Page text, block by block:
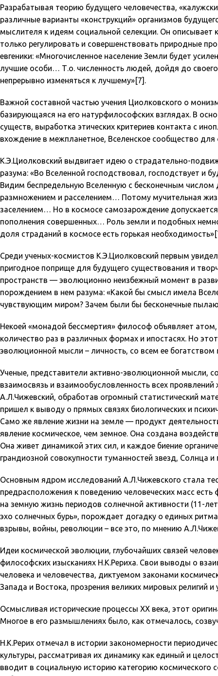
Разрабатывая теорию будущего человечества,
различные варианты «конструкций» организмов
мыслителя к идеям социальной селекции. Он описывает
только регулировать и совершенствовать природные
евгеники: «Многочисленное население Земли будет
лучшие особи… Т.о. численность людей, дойдя до
непрерывно изменяться к лучшему»[7].
Важной составной частью учения Циолковского о
базирующаяся на его натурфилософских взглядах. В
существ, выработка этических критериев контакта с
вхождение в межпланетное, Вселенское сообщество
К.Э.Циолковский выдвигает идею о страдательно-
разума: «Во Вселенной господствовал, господствует и
Видим беспредельную Вселенную с бесконечным
размножением и расселением… Потому мучительная
заселением… Но в космосе самозарождение
пополнения совершенных… Роль земли и подобных
доля страданий в космосе есть горькая
Среди ученых-космистов К.Э.Циолковский первым
пригодное поприще для будущего существования и
пространств — эволюционно неизбежный момент в
порождением в нем разума: «Какой бы смысл имела
чувствующим миром? Зачем были бы бесконечные
Некоей «монадой бессмертия» философ объявляет
количество раз в различных формах и ипостасях. Но
эволюционной мысли – личность, со всем ее
Ученые, представители активно-эволюционной мысли,
взаимосвязь и взаимообусловленность всех проявлений
А.Л.Чижевский, обработав огромный статистический
пришел к выводу о прямых связях биологических и
Само же явление жизни на земле — продукт
явление космическое, чем земное. Она создана
Она живет динамикой этих сил, и каждое биение
грандиозной совокупности туманностей звезд, Солнца и
Основным ядром исследований А.Л.Чижевского стала
предрасположения к поведению человеческих масс
на земную жизнь периодов солнечной активности (11-
эхо солнечных бурь», порождает догадку о единых
взрывы, войны, революции – все это, по мнению
Идеи космической эволюции, глубочайших связей
философских изысканиях Н.К.Рериха. Свои выводы о
человека и человечества, диктуемом законами
Запада и Востока, прозрения великих мировых религий и
Осмысливая исторические процессы XX века, этот
Многое в его размышлениях было, как отмечалось,
Н.К.Рерих отмечал в истории закономерности
культуры, рассматривая их динамику как единый и
вводит в социальную историю категорию космического